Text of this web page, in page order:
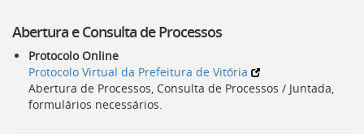
Abertura e Consulta de Processos
Protocolo Online
Protocolo Virtual da Prefeitura de Vitória
Abertura de Processos, Consulta de Processos / Juntada,
formulários necessários.